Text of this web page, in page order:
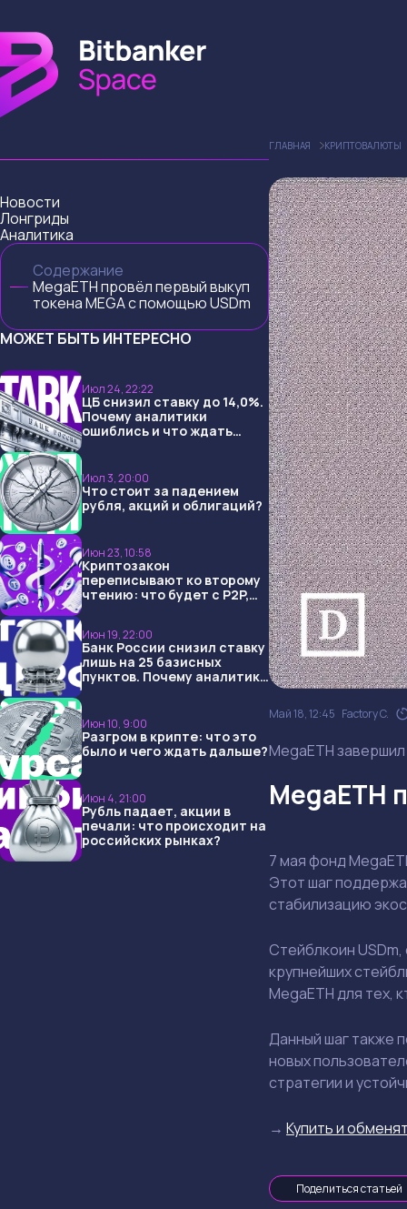
Новости
Лонгриды
Аналитика
Содержание
MegaETH провёл первый выкуп
токена MEGA с помощью USDm
МОЖЕТ БЫТЬ ИНТЕРЕСНО
Июл 24, 22:22
ЦБ снизил ставку до 14,0%.
Почему аналитики
ошиблись и что ждать
Июл 3, 20:00
Что стоит за падением
рубля, акций и облигаций?
Июн 23, 10:58
Криптозакон
переписывают ко второму
чтению: что будет с P2P,
Июн 19, 22:00
Банк России снизил ставку
лишь на 25 базисных
пунктов. Почему аналитики
Июн 10, 9:00
Разгром в крипте: что это
было и чего ждать дальше?
Июн 4, 21:00
Рубль падает, акции в
печали: что происходит на
российских рынках?
ГЛАВНАЯ КРИПТОВАЛЮТЫ
Май 18, 12:45 Factory C.
MegaETH
MegaETH
7 мая фонд
Этот шаг
стабилизацию
Стейблкоин
крупнейших
MegaETH для тех,
Данный шаг также
новых
стратегии и
→ Купить и
Поделиться статьей